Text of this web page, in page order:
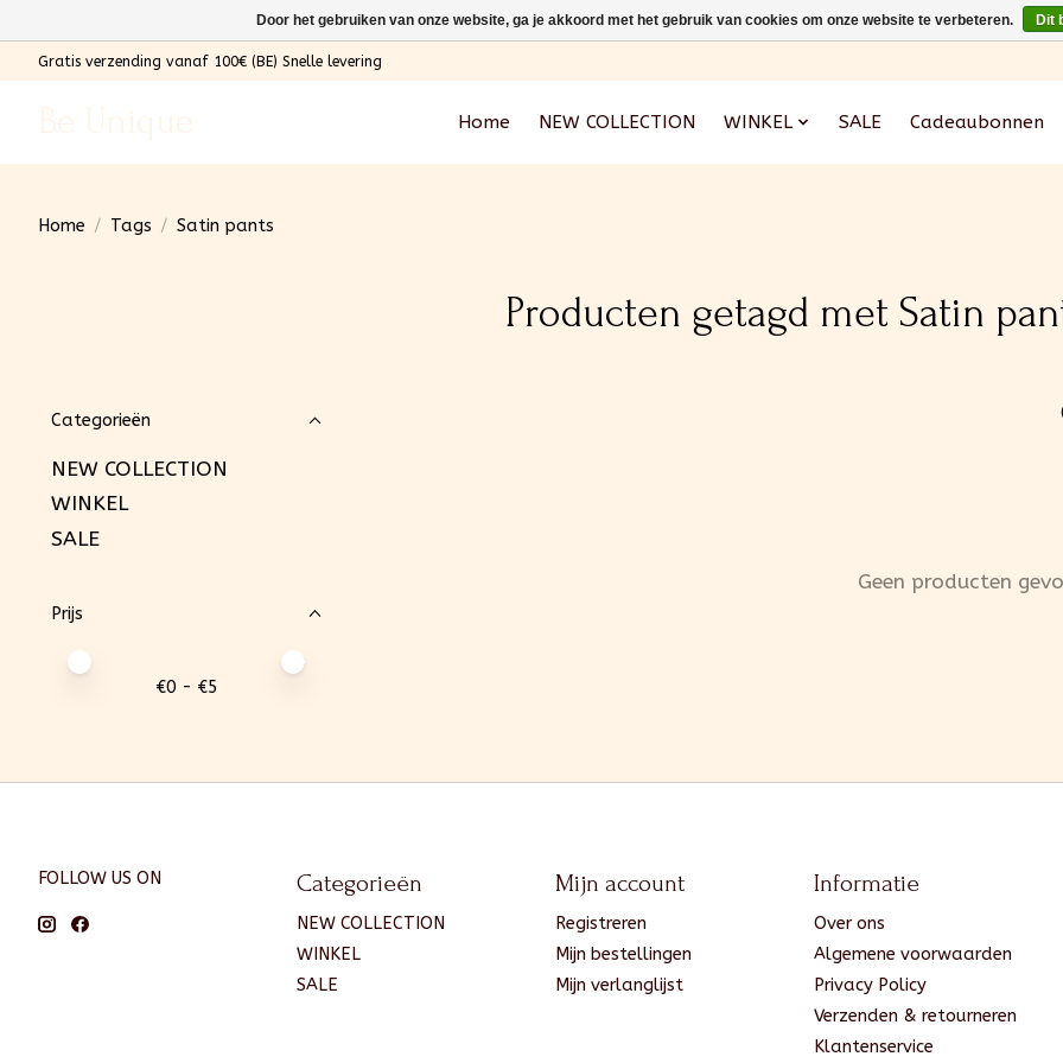
Gratis verzending vanaf 100€ (BE) Snelle levering
Be Unique Home NEW COLLECTION WINKEL SALE Cadeaubonnen
Home / Tags / Satin pants
Producten getagd met Satin
Categorieën
NEW COLLECTION
WINKEL
SALE
Prijs
Minimale prijswaarde
Price maximum value
€0 - €5
Geen producten
FOLLOW US ON Categorieën
NEW COLLECTION
WINKEL
SALE
Mijn account
Registreren
Mijn bestellingen
Mijn verlanglijst
Informatie
Over ons
Algemene voorwaarden
Privacy Policy
Verzenden & retourneren
Klantenservice
Door het gebruiken van onze website, ga je akkoord met het gebruik van cookies om onze website te verbeteren. Dit